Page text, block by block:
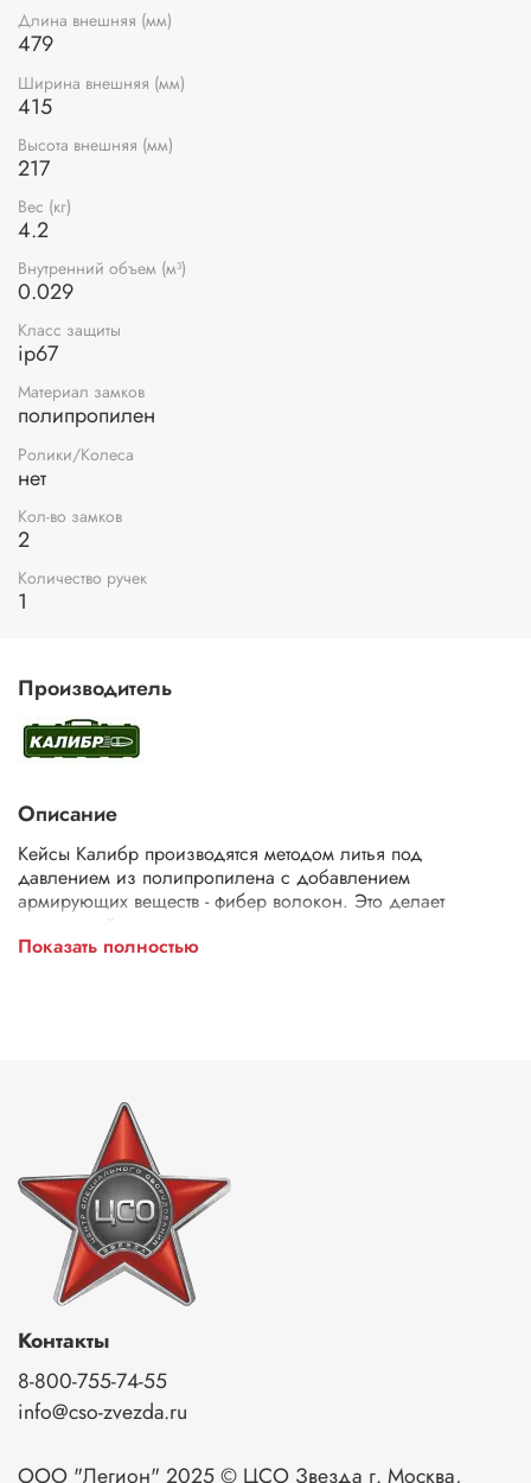
Длина внешняя (мм)
479
Ширина внешняя (мм)
415
Высота внешняя (мм)
217
Вес (кг)
4.2
Внутренний объем (м³)
0.029
Класс защиты
ip67
Материал замков
полипропилен
Ролики/Колеса
нет
Кол-во замков
2
Количество ручек
1
Производитель
Описание
Кейсы Калибр производятся методом литья под
давлением из полипропилена с добавлением
армирующих веществ - фибер волокон. Это делает
данные кейсы одними из самых прочных в своем классе
и позволяет пользоваться ими при температурах от -40*С
Показать полностью
Контакты
8-800-755-74-55
info@cso-zvezda.ru
ООО "Легион" 2025 © ЦСО Звезда г. Москва,